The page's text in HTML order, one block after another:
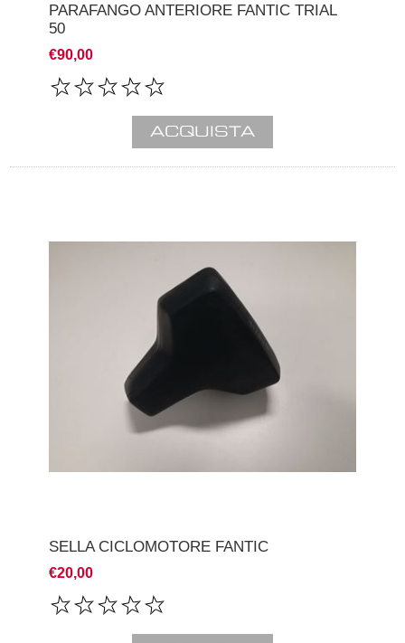
PARAFANGO ANTERIORE FANTIC TRIAL
50
€90,00
SELLA CICLOMOTORE FANTIC
€20,00